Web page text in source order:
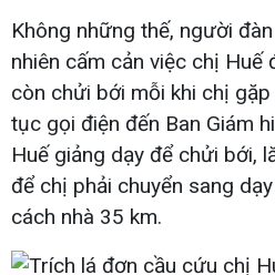
Không những thế, người
nhiên cấm cản việc chị Huế
còn chửi bới mỗi khi chị
tục gọi điện đến Ban Giám
Huế giảng dạy để chửi bới,
để chị phải chuyển sang
cách nhà 35 km.